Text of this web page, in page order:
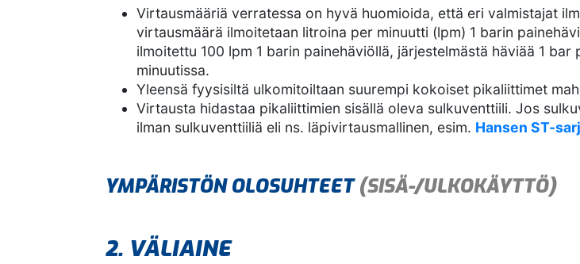
Virtausmääriä verratessa on hyvä huomioida, että eri valmistajat
virtausmäärä ilmoitetaan litroina per minuutti (lpm) 1 barin
ilmoitettu 100 lpm 1 barin painehäviöllä, järjestelmästä häviää 1
minuutissa.
Yleensä fyysisiltä ulkomitoiltaan suurempi kokoiset pikaliittimet
Virtausta hidastaa pikaliittimien sisällä oleva sulkuventtiili. Jos
ilman sulkuventtiiliä eli ns. läpivirtausmallinen, esim. Hansen ST-
YMPÄRISTÖN OLOSUHTEET(SISÄ-/ULKOKÄYTTÖ)
2. VÄLIAINE